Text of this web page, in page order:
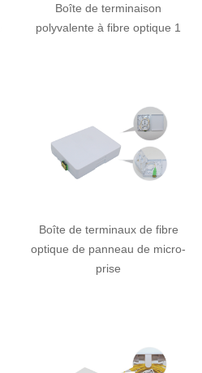
Boîte de terminaison
polyvalente à fibre optique 1
Boîte de terminaux de fibre
optique de panneau de micro-
prise